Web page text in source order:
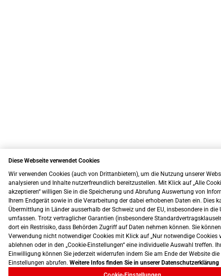
Diese Webseite verwendet Cookies
Wir verwenden Cookies (auch von Drittanbietern), um die Nutzung unserer
analysieren und Inhalte nutzerfreundlich bereitzustellen. Mit Klick auf „Alle
akzeptieren“ willigen Sie in die Speicherung und Abrufung Auswertung von
Ihrem Endgerät sowie in die Verarbeitung der dabei erhobenen Daten ein. Dies
Übermittlung in Länder ausserhalb der Schweiz und der EU, insbesondere in die
umfassen. Trotz vertraglicher Garantien (insbesondere
dort ein Restrisiko, dass Behörden Zugriff auf Daten nehmen können. Sie
Verwendung nicht notwendiger Cookies mit Klick auf „Nur notwendige Cookies
ablehnen oder in den „Cookie-Einstellungen“ eine individuelle Auswahl treffen.
Einwilligung können Sie jederzeit widerrufen indem Sie am Ende der Website die
Einstellungen abrufen. Weitere Infos finden Sie in unserer Datenschutzerklärung